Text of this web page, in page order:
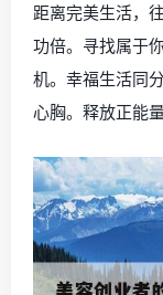
距离完美生活，
功倍。寻找属于
机。幸福生活同
心胸。释放正能